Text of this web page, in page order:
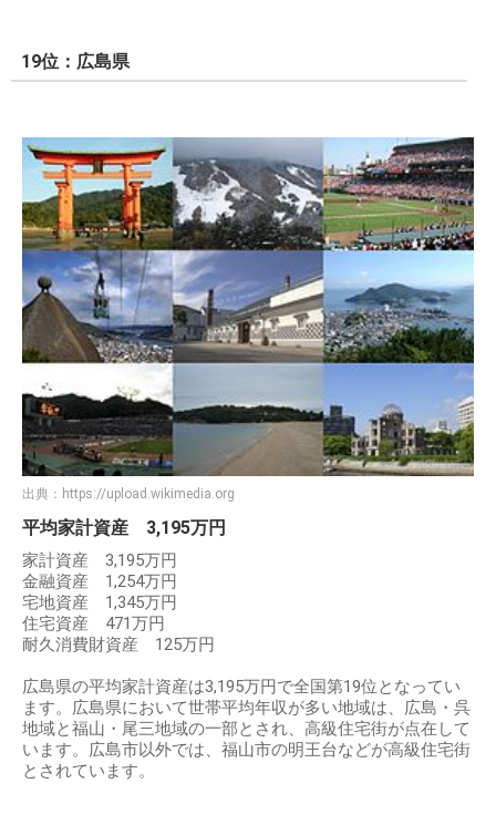
19位：広島県
出典： https://upload.wikimedia.org
平均家計資産 3,195万円
家計資産 3,195万円
金融資産 1,254万円
宅地資産 1,345万円
住宅資産 471万円
耐久消費財資産 125万円
広島県の平均家計資産は3,195万円で全国第19位となってい
ます。広島県において世帯平均年収が多い地域は、広島・呉
地域と福山・尾三地域の一部とされ、高級住宅街が点在して
います。広島市以外では、福山市の明王台などが高級住宅街
とされています。